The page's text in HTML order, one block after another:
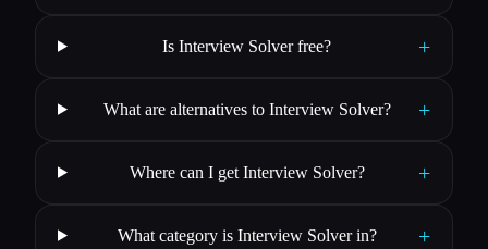
Is Interview Solver free? +
What are alternatives to Interview Solver? +
Where can I get Interview Solver? +
What category is Interview Solver in? +